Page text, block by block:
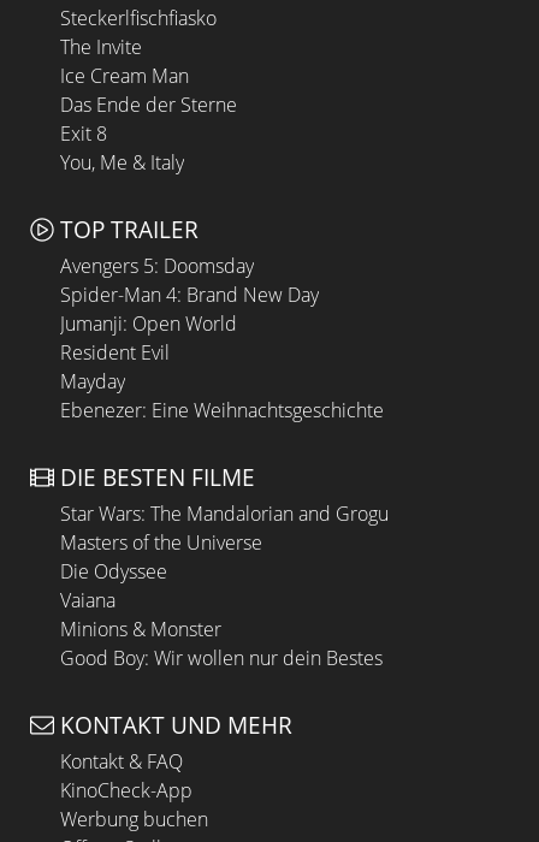
Steckerlfischfiasko
The Invite
Ice Cream Man
Das Ende der Sterne
Exit 8
You, Me & Italy
TOP TRAILER
Avengers 5: Doomsday
Spider-Man 4: Brand New Day
Jumanji: Open World
Resident Evil
Mayday
Ebenezer: Eine Weihnachtsgeschichte
DIE BESTEN FILME
Star Wars: The Mandalorian and Grogu
Masters of the Universe
Die Odyssee
Vaiana
Minions & Monster
Good Boy: Wir wollen nur dein Bestes
KONTAKT UND MEHR
Kontakt & FAQ
KinoCheck-App
Werbung buchen